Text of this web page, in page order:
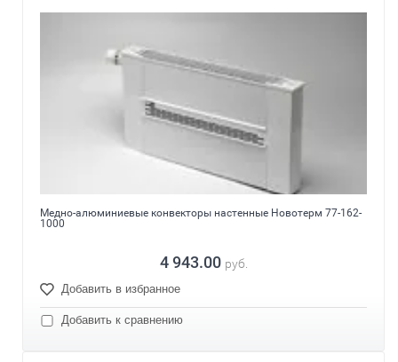
Медно-алюминиевые конвекторы настенные Новотерм 77-162-
1000
4 943.00 руб.
Добавить в избранное
Добавить к сравнению